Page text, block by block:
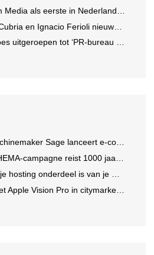
eerste in Nederland actief met advertenties in ChatGPT
nieuwe Global CCO’s GUT, Renata Neumann Global Head of Production
tot ‘PR-bureau van het jaar 2026’
Sage lanceert e-commerceplatform voor koffieliefhebbers
reist 1000 jaar terug in de tijd naar 'Hemastein'
onderdeel is van je merkstrategie
Apple Vision Pro in citymarketing